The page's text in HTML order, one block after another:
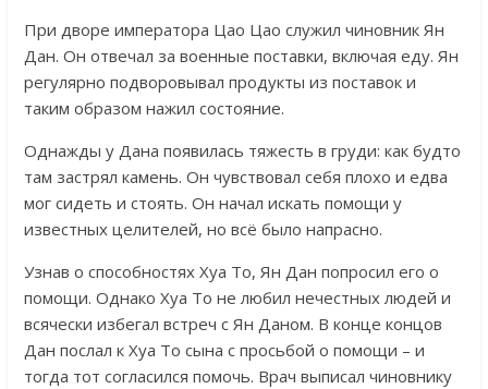
При дворе императора Цао Цао служил чиновник Ян
Дан. Он отвечал за военные поставки, включая еду. Ян
регулярно подворовывал продукты из поставок и
таким образом нажил состояние.
Однажды у Дана появилась тяжесть в груди: как будто
там застрял камень. Он чувствовал себя плохо и едва
мог сидеть и стоять. Он начал искать помощи у
известных целителей, но всё было напрасно.
Узнав о способностях Хуа То, Ян Дан попросил его о
помощи. Однако Хуа То не любил нечестных людей и
всячески избегал встреч с Ян Даном. В конце концов
Дан послал к Хуа То сына с просьбой о помощи – и
тогда тот согласился помочь. Врач выписал чиновнику